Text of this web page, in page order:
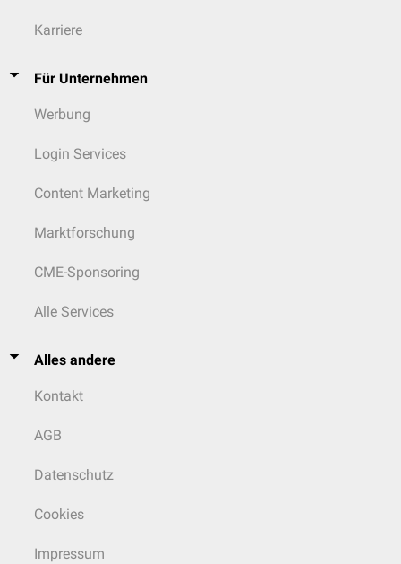
Karriere
Für Unternehmen
Werbung
Login Services
Content Marketing
Marktforschung
CME-Sponsoring
Alle Services
Alles andere
Kontakt
AGB
Datenschutz
Cookies
Impressum